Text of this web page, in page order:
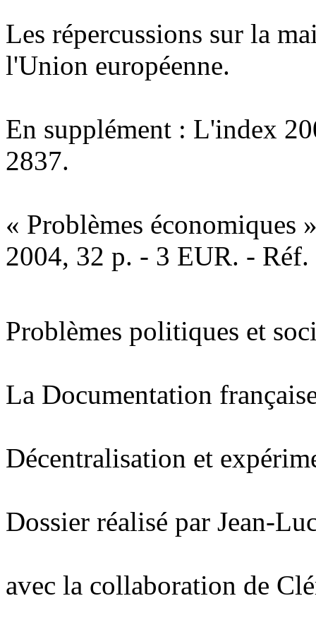
Les répercussions sur la
l'Union européenne.
En supplément : L'index
2837.
« Problèmes économiques
2004, 32 p. - 3 EUR. -
Problèmes politiques et
La Documentation
Décentralisation et
Dossier réalisé par Jean-
avec la collaboration de